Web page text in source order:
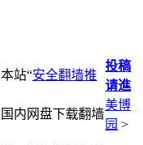
站“安全翻墙推
内网盘下载翻墙
投稿
请進
美博
园 >